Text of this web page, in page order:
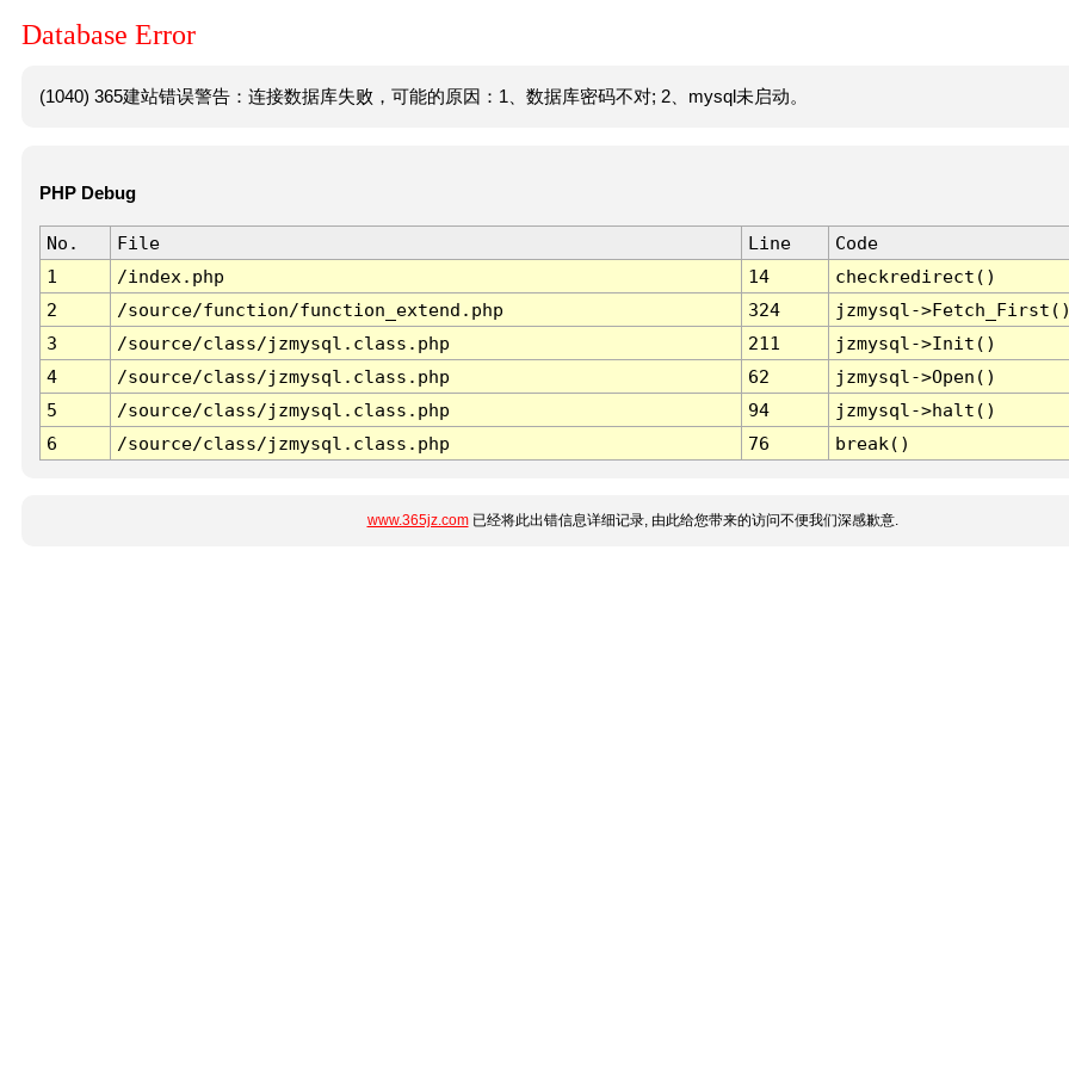
Database Error
(1040) 365建站错误警告：连接数据库失败，可能的原因：1、数据库密码不对; 2、mysql未启动。
PHP Debug
No. File Line
Code
1
/index.php 14
checkredirect()
2
/source/function/function_extend.php 324
jzmysql-
3
/source/class/jzmysql.class.php 211
jzmysql->Init()
4
/source/class/jzmysql.class.php 62
jzmysql->Open()
5
/source/class/jzmysql.class.php 94
jzmysql->halt()
6
/source/class/jzmysql.class.php 76 break()
www.365jz.com已经将此出错信息详细记录, 由此给您带来的访问不便我们深感歉意.